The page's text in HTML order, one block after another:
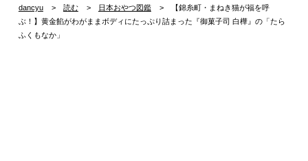
dancyu 読む 日本おやつ図鑑
【錦糸町・まねき猫が福を呼
ぶ！】黄金餡がわがままボディにたっぷり詰まった『御菓子司 白樺』の「たら
ふくもなか」